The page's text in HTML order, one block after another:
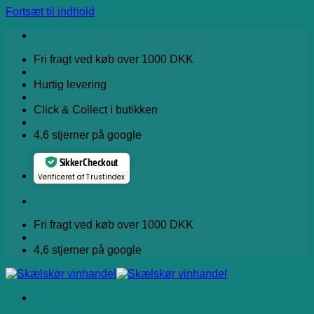
Fortsæt til indhold
Fri fragt ved køb over 1000 DKK
Hurtig levering
Click & Collect i butikken
4,6 stjerner på google
Sikker Checkout
Verificeret af Trustindex
Fri fragt ved køb over 1000 DKK
4,6 stjerner på google